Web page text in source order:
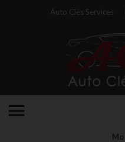
Auto Clés Services